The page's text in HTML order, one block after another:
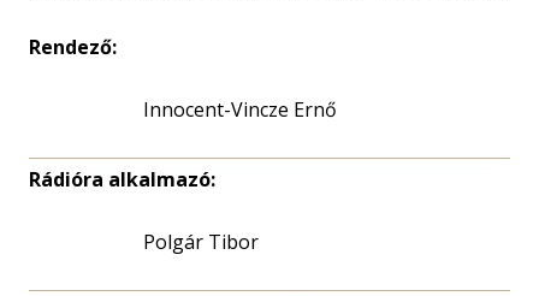
Rendező:
Innocent-Vincze Ernő
Rádióra alkalmazó:
Polgár Tibor